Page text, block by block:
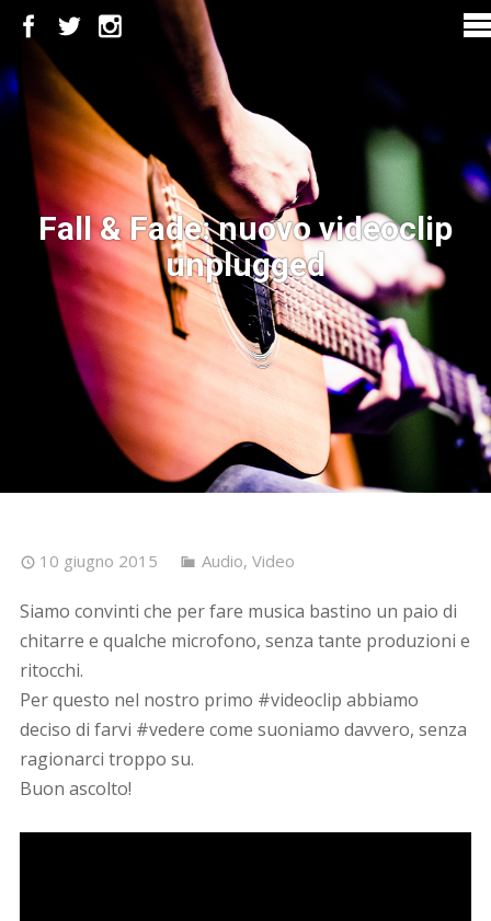
Fall & Fade: nuovo videoclip
unplugged
10 giugno 2015 Audio, Video
Siamo convinti che per fare musica bastino un paio di
chitarre e qualche microfono, senza tante produzioni e
ritocchi.
Per questo nel nostro primo ‪#‎videoclip‬ abbiamo
deciso di farvi ‪#‎vedere‬ come suoniamo davvero, senza
ragionarci troppo su.
Buon ascolto!